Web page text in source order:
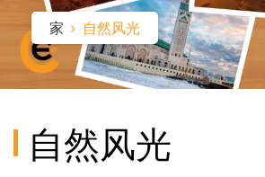
家 自然风光
自然风光